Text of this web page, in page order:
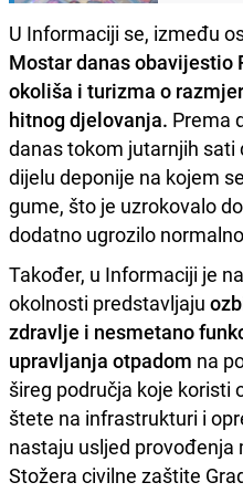
U Informaciji se, između
Mostar danas obavijestio
okoliša i turizma o
hitnog djelovanja. Prema
danas tokom jutarnjih sati
dijelu deponije na kojem
gume, što je uzrokovalo
dodatno ugrozilo
Također, u Informaciji je
okolnosti predstavljaju
zdravlje i nesmetano
upravljanja otpadom na
šireg područja koje koristi
štete na infrastrukturi i
nastaju usljed provođenja
Stožera civilne zaštite